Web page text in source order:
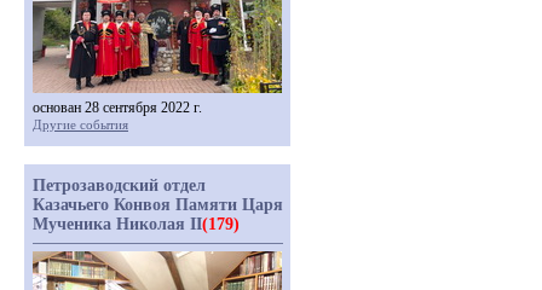
основан 28 сентября 2022 г.
Другие события
Петрозаводский отдел
Казачьего Конвоя Памяти Царя
Мученика Николая II(179)